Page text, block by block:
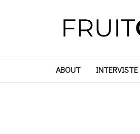
ABOUT INTERVISTE